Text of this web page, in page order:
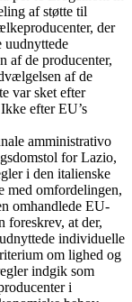
af støtte til
der
uudnyttede
af de producenter,
af de
var sket efter
efter EU’s
amministrativo
for Lazio,
i den italienske
med omfordelingen,
omhandlede EU-
foreskrev, at der,
individuelle
om lighed og
indgik som
i